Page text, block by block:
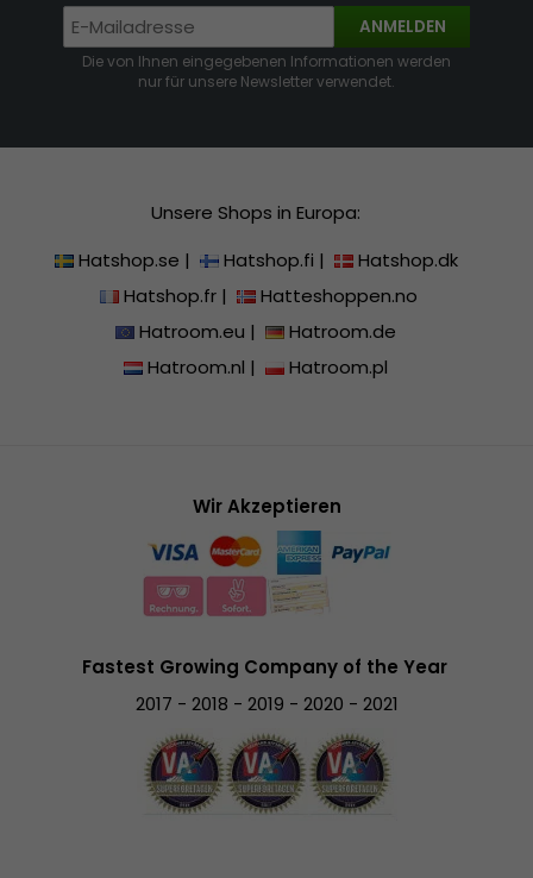
ANMELDEN
Die von Ihnen eingegebenen Informationen werden
nur für unsere Newsletter verwendet.
Unsere Shops in Europa:
Hatshop.se | Hatshop.fi |
Hatshop.dk
Hatshop.fr|
Hatteshoppen.no
Hatroom.eu |
Hatroom.de
Hatroom.nl | Hatroom.pl
Wir Akzeptieren
Fastest Growing Company of the Year
2017 - 2018 - 2019 - 2020 - 2021